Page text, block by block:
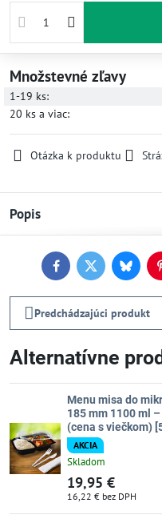
Množstevné zľavy
1-19 ks:
20 ks a viac:
Otázka k produktu
Popis
FacebookTwitterBluesky
Predchádzajúci produkt
Alternatívne
Menu misa do
185 mm 1100 ml
(cena s viečkom)
AKCIA
Skladom
19,95 €
16,22 € bez DPH